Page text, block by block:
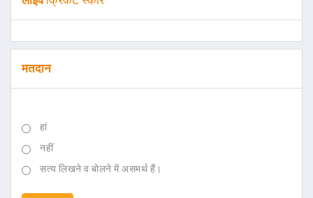
मतदान
हां
नहीं
सत्य लिखने व बोलने में असमर्थ हैं।